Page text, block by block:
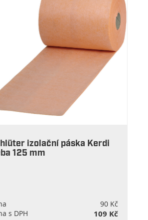
izolační páska Kerdi
125 mm
90 Kč
s DPH
109 Kč